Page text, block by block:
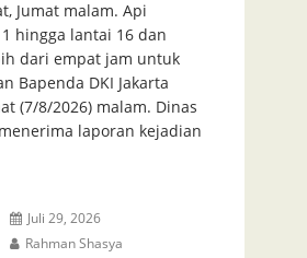
Jumat malam. Api
hingga lantai 16 dan
dari empat jam untuk
Bapenda DKI Jakarta
(7/8/2026) malam. Dinas
laporan kejadian
Juli 29, 2026
Rahman Shasya